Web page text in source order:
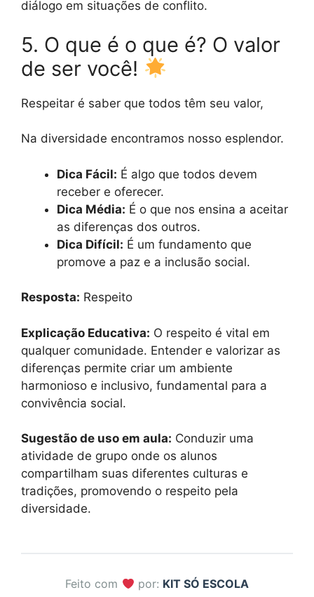
diálogo em situações de conflito.
5. O que é o que é? O valor
de ser você!
Respeitar é saber que todos têm seu valor,
Na diversidade encontramos nosso esplendor.
Dica Fácil: É algo que todos devem
receber e oferecer.
Dica Média: É o que nos ensina a aceitar
as diferenças dos outros.
Dica Difícil: É um fundamento que
promove a paz e a inclusão social.
Resposta: Respeito
Explicação Educativa: O respeito é vital em
qualquer comunidade. Entender e valorizar as
diferenças permite criar um ambiente
harmonioso e inclusivo, fundamental para a
convivência social.
Sugestão de uso em aula: Conduzir uma
atividade de grupo onde os alunos
compartilham suas diferentes culturas e
tradições, promovendo o respeito pela
diversidade.
Feito com por: KIT SÓ ESCOLA